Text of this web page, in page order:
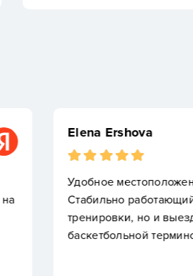
раздевалки.
предлагающий не только
и изучение
Ходим третий год.